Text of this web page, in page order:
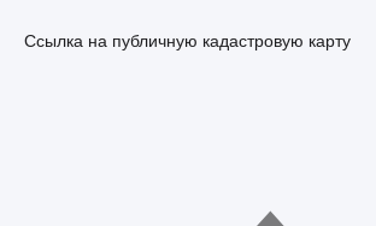
Ссылка на публичную кадастровую карту